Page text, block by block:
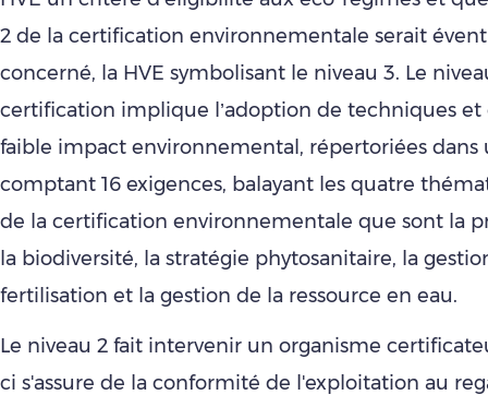
2 de la certification environnementale serait
concerné, la HVE symbolisant le niveau 3. Le
certification implique l’adoption de techniques et
faible impact environnemental, répertoriées dans
comptant 16 exigences, balayant les quatre
de la certification environnementale que sont la
la biodiversité, la stratégie phytosanitaire, la
fertilisation et la gestion de la ressource en eau.
Le niveau 2 fait intervenir un organisme
ci s'assure de la conformité de l'exploitation au